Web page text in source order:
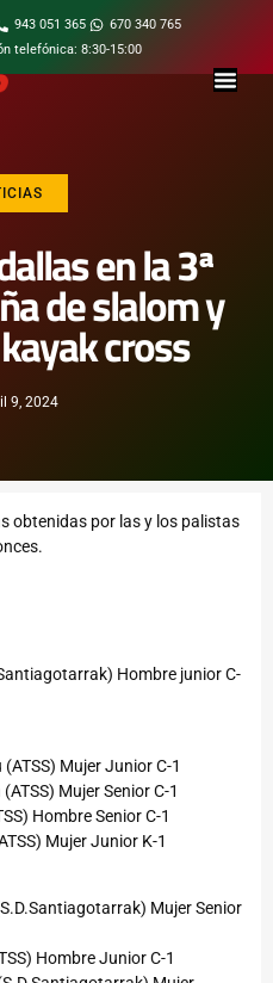
943 051 365
670 340 765
telefónica: 8:30-15:00
en la 3ª
de slalom y
cross
9, 2024
obtenidas por las y los palistas
Hombre junior C-
Mujer Junior C-1
Mujer Senior C-1
Hombre Senior C-1
Mujer Junior K-1
Mujer Senior
Hombre Junior C-1